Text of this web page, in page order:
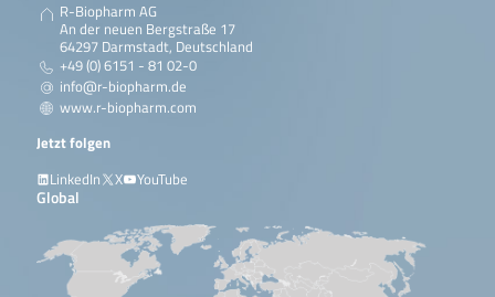
R-Biopharm AG
An der neuen Bergstraße 17
64297 Darmstadt, Deutschland
+49 (0) 6151 - 81 02-0
info@r-biopharm.de
www.r-biopharm.com
Jetzt folgen
LinkedIn
X YouTube
Global